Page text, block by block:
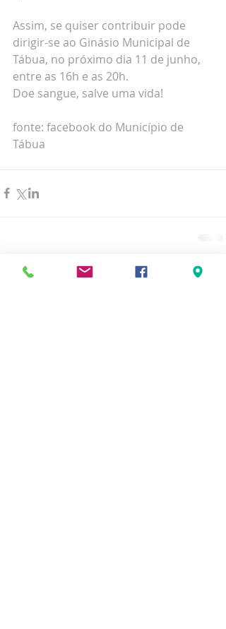
Assim, se quiser contribuir pode
dirigir-se ao Ginásio Municipal de
Tábua, no próximo dia 11 de junho,
entre as 16h e as 20h.
Doe sangue, salve uma vida!
fonte: facebook do Município de
Tábua